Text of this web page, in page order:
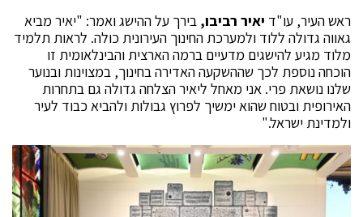
ראש העיר, עו"ד יאיר רביבו, בירך על ההישג ואמר: "יאיר מביא
גאווה גדולה ללוד ולמערכת החינוך העירונית כולה. לראות תלמיד
מלוד מגיע להישגים מדעיים ברמה הארצית והבינלאומית זו
הוכחה נוספת לכך שההשקעה האדירה בחינוך, במצוינות ובנוער
שלנו נושאת פרי. אני מאחל ליאיר הצלחה גדולה גם בתחרות
האירופית ובטוח שהוא ימשיך לפרוץ גבולות ולהביא כבוד לעיר
ולמדינת ישראל."